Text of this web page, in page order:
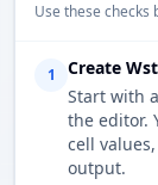
Use these
1
Create
Start with
the editor.
cell
output.